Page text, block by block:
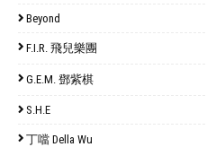
Beyond
F.I.R. 飛兒樂團
G.E.M. 鄧紫棋
S.H.E
丁噹 Della Wu